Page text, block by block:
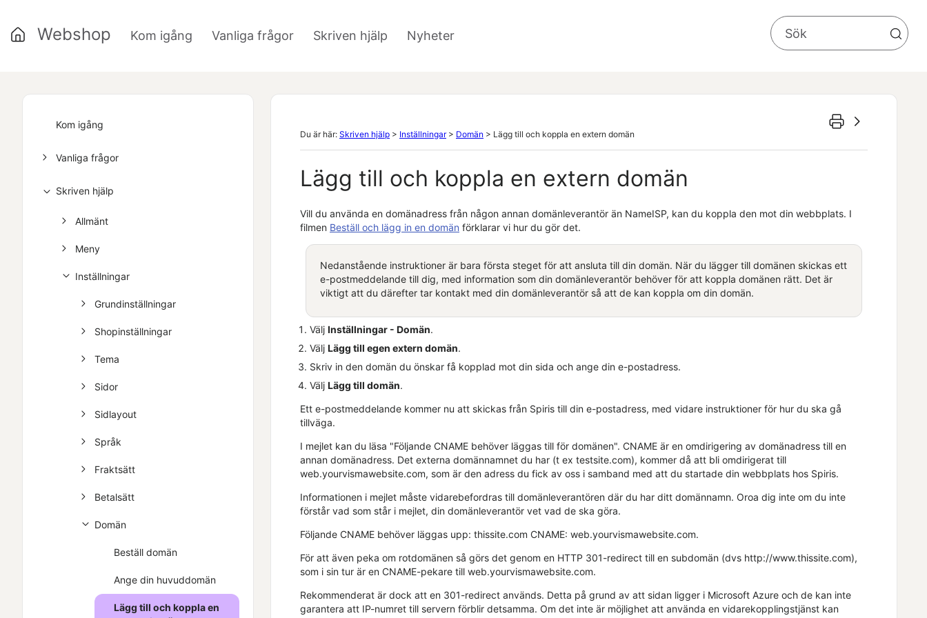
Kom igång Vanliga frågor Skriven hjälp Nyheter
Webshop
Kom igång
Vanliga frågor
Skriven hjälp
Allmänt
Meny
Inställningar
Grundinställningar
Shopinställningar
Tema
Sidor
Sidlayout
Språk
Fraktsätt
Betalsätt
Domän
Beställ domän
Ange din huvuddomän
Lägg till och koppla en
Du är här: Skriven hjälp > Inställningar> Domän > Lägg till och koppla en extern domän
Lägg till och koppla en extern domän
Vill du använda en domänadress från någon annan domänleverantör än NameISP, kan du koppla den mot din webbplats. I
filmen Beställ och lägg in en domän förklarar vi hur du gör det.
Nedanstående instruktioner är bara första steget för att ansluta till din domän. När du lägger till domänen skickas ett
e-postmeddelande till dig, med information som din domänleverantör behöver för att koppla domänen rätt. Det är
viktigt att du därefter tar kontakt med din domänleverantör så att de kan koppla om din domän.
Välj Inställningar - Domän.
Välj Lägg till egen extern domän.
Skriv in den domän du önskar få kopplad mot din sida och ange din e-postadress.
Välj Lägg till domän.
Ett e-postmeddelande kommer nu att skickas från Spiris till din e-postadress, med vidare instruktioner för hur du ska gå
tillväga.
I mejlet kan du läsa "Följande CNAME behöver läggas till för domänen". CNAME är en omdirigering av domänadress till en
annan domänadress. Det externa domännamnet du har (t ex testsite.com), kommer då att bli omdirigerat till
web.yourvismawebsite.com, som är den adress du fick av oss i samband med att du startade din webbplats hos Spiris.
Informationen i mejlet måste vidarebefordras till domänleverantören där du har ditt domännamn. Oroa dig inte om du inte
förstår vad som står i mejlet, din domänleverantör vet vad de ska göra.
Följande CNAME behöver läggas upp: thissite.com CNAME: web.yourvismawebsite.com.
För att även peka om rotdomänen så görs det genom en HTTP 301-redirect till en subdomän (dvs http://www.thissite.com),
som i sin tur är en CNAME-pekare till web.yourvismawebsite.com.
Rekommenderat är dock att en 301-redirect används. Detta på grund av att sidan ligger i Microsoft Azure och de kan inte
garantera att IP-numret till servern förblir detsamma. Om det inte är möjlighet att använda en vidarekopplingstjänst kan